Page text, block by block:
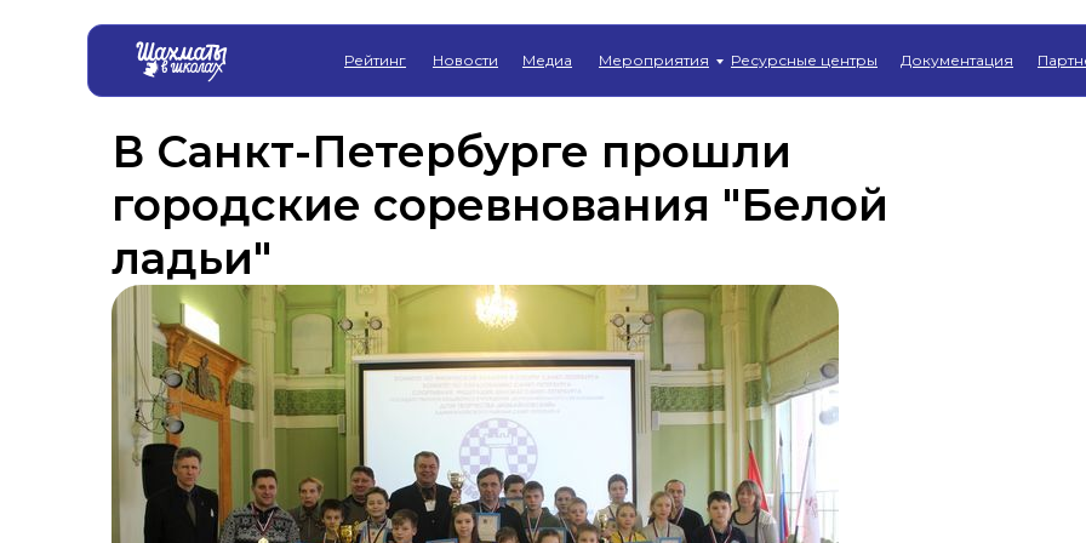
Рейтинг Документация
Ресурсные центры
Новости Мероприятия
Медиа
В Санкт-Петербурге прошли
городские соревнования "Белой
ладьи"